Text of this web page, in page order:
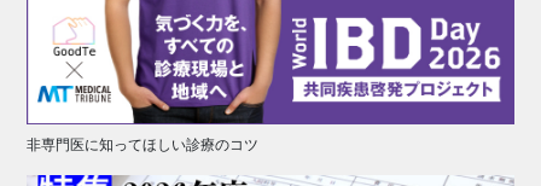
非専門医に知ってほしい診療のコツ